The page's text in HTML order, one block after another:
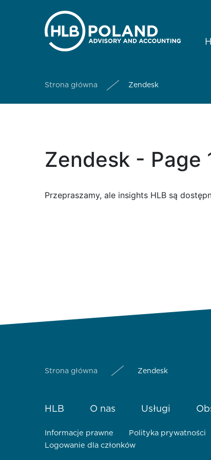
Strona główna Zendesk
Zendesk - Page
Przepraszamy, ale insights HLB są
Strona główna Zendesk
HLB O nas Usługi
Informacje prawne Polityka prywatności
Logowanie dla członków